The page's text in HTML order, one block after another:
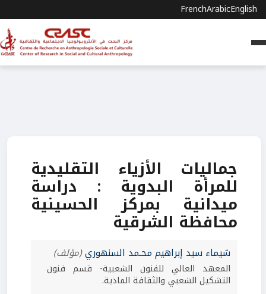
FrenchArabicEnglish
جماليات الأزياء التقليدية
للمرأة البدوية : دراسة
ميدانية بمركز الحسينية
محافظة الشرقية
شيماء سيد إبراهيم محـمد السنهوري(مؤلف)
المعهد العالي للفنون الشعبية- قسم فنون
التشكيل الشعبي والثقافة المادية.